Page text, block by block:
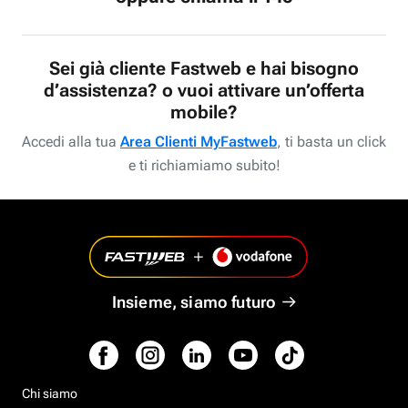
Sei già cliente Fastweb e hai bisogno
d’assistenza? o vuoi attivare un’offerta
mobile?
Accedi alla tua Area Clienti MyFastweb, ti basta un click
e ti richiamiamo subito!
Insieme, siamo futuro
Chi siamo